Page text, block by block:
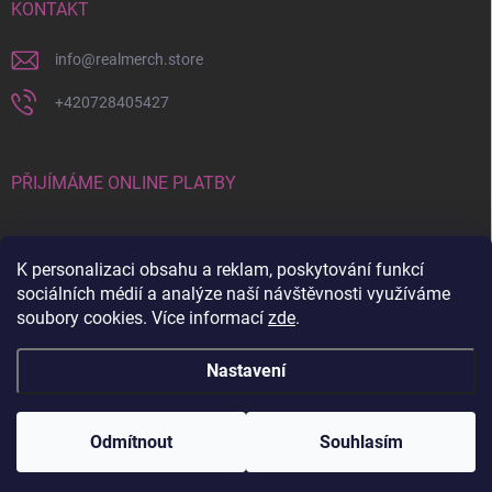
K personalizaci obsahu a reklam, poskytování funkcí
sociálních médií a analýze naší návštěvnosti využíváme
soubory cookies. Více informací zde.
Nastavení
Odmítnout Souhlasím
KONTAKT
info@realmerch.store
+420728405427
PŘIJÍMÁME ONLINE PLATBY
Stav objednávky a vrácení zboží
Vytvořil Shoptet
Copyright 2026RealMerch.store. Všechna práva vyhrazena.Upravit